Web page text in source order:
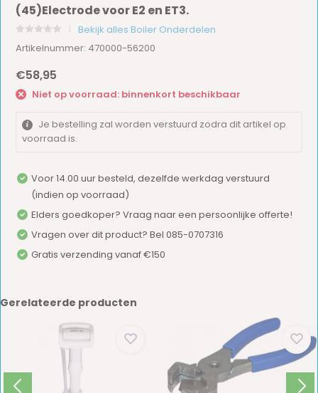
(45)Electrode voor E2 en ET3.
Bekijk alles Boiler Onderdelen
Artikelnummer: 470000-56200
€58,95
Niet op voorraad: binnenkort beschikbaar
Je bestelling zal worden verstuurd zodra dit artikel op
voorraad is.
Voor 14.00 uur besteld, dezelfde werkdag verstuurd
(indien op voorraad)
Elders goedkoper? Vraag naar een persoonlijke offerte!
Vragen over dit product? Bel 085-0707316
Gratis verzending vanaf €150
Gerelateerde producten